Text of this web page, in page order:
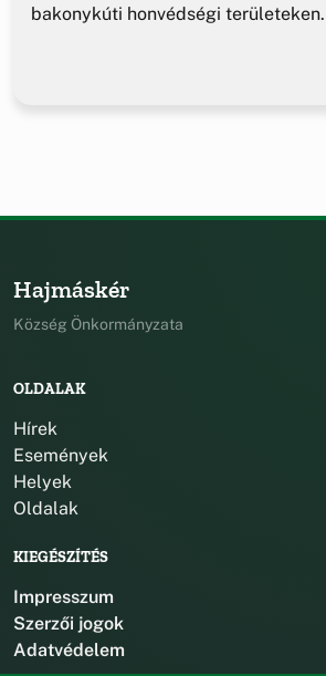
bakonykúti honvédségi területeken.
Hajmáskér
Község Önkormányzata
OLDALAK
Hírek
Események
Helyek
Oldalak
KIEGÉSZÍTÉS
Impresszum
Szerzői jogok
Adatvédelem